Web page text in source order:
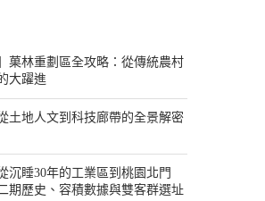
菓林重劃區全攻略：從傳統農村
大躍進
土地人文到科技廊帶的全景解密
沉睡30年的工業區到桃園北門
期歷史、容積數據與雙客群選址